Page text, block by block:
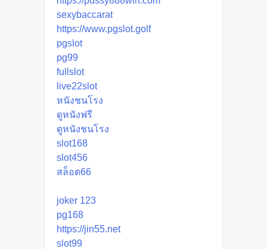
sexybaccarat
https://www.pgslot.golf
pgslot
pg99
fullslot
live22slot
หนังชนโรง
ดูหนังฟรี
ดูหนังชนโรง
slot168
slot456
สล็อต66
joker 123
pg168
https://jin55.net
slot99